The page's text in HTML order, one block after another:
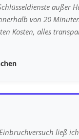
außer
von 20
Kosten, alles
ließ